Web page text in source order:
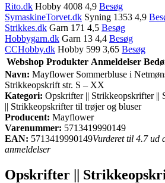
Rito.dk Hobby 4008 4,9 Besøg
SymaskineTorvet.dk Syning 1353 4,9
Strikkes.dk Garn 171 4,5 Besøg
Hobbygarn.dk Garn 13 4,4 Besøg
CCHobby.dk Hobby 599 3,65 Besøg
Webshop Produkter Anmeldelser
Navn: Mayflower Sommerbluse i
Strikkeopskrift str. S – XX
Kategori: Opskrifter || Strikkeopskrifter ||
|| Strikkeopskrifter til trøjer og bluser
Producent: Mayflower
Varenummer: 5713419990149
EAN: 5713419990149Vurderet til 4.7 ud
anmeldelser
Opskrifter ||